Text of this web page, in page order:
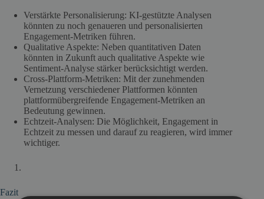
Verstärkte Personalisierung: KI-gestützte Analysen
könnten zu noch genaueren und personalisierten
Engagement-Metriken führen.
Qualitative Aspekte: Neben quantitativen Daten
könnten in Zukunft auch qualitative Aspekte wie
Sentiment-Analyse stärker berücksichtigt werden.
Cross-Plattform-Metriken: Mit der zunehmenden
Vernetzung verschiedener Plattformen könnten
plattformübergreifende Engagement-Metriken an
Bedeutung gewinnen.
Echtzeit-Analysen: Die Möglichkeit, Engagement in
Echtzeit zu messen und darauf zu reagieren, wird immer
wichtiger.
Fazit